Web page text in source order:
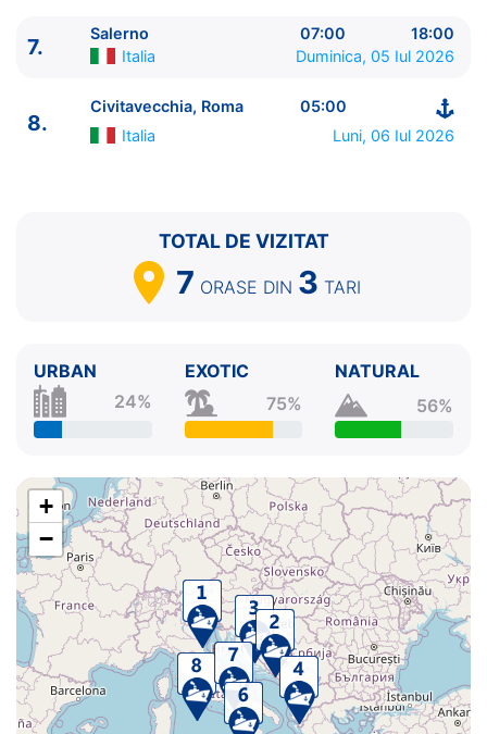
Split Croatia
4.
Albania
10:00 - 20:00
6.
Messina, Sicilia Italia 07:00 - 17:00
7. Salerno Italia
7.
Salerno 07:00
18:00
Italia
Duminica, 05 Iul 2026
8.
Civitavecchia, Roma
05:00
Italia
Luni, 06 Iul 2026
TOTAL DE VIZITAT
7 ORASE DIN 3 TARI
URBAN
24%
EXOTIC
75%
NATURAL
56%
+
−